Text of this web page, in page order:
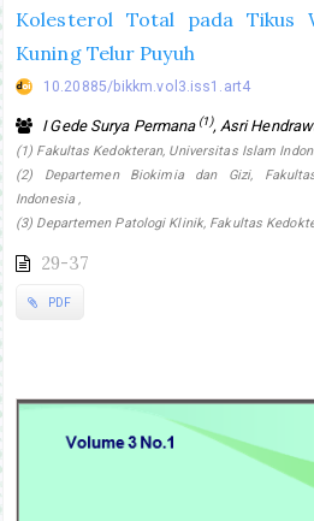
Kolesterol Total pada Tikus
Kuning Telur Puyuh
10.20885/bikkm.vol3.iss1.art4
I Gede Surya Permana (1), Asri
(1) Fakultas Kedokteran, Universitas Islam
(2) Departemen Biokimia dan Gizi,
Indonesia ,
(3) Departemen Patologi Klinik, Fakultas
29-37
PDF